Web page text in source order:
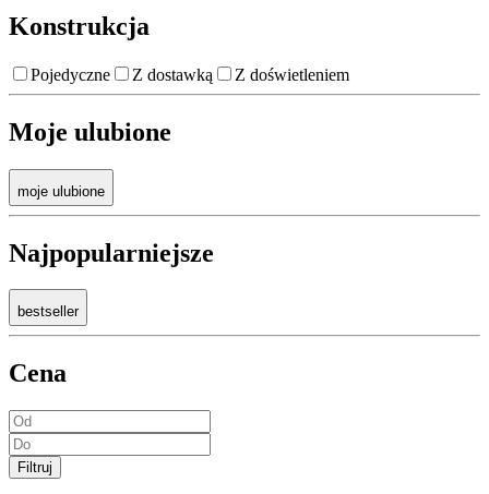
Konstrukcja
Pojedyczne Z dostawką Z doświetleniem
Moje ulubione
moje ulubione
Najpopularniejsze
bestseller
Cena
Filtruj